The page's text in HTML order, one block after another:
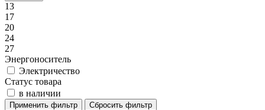
13
17
20
24
27
Энергоноситель
Электричество
Статус товара
в наличии